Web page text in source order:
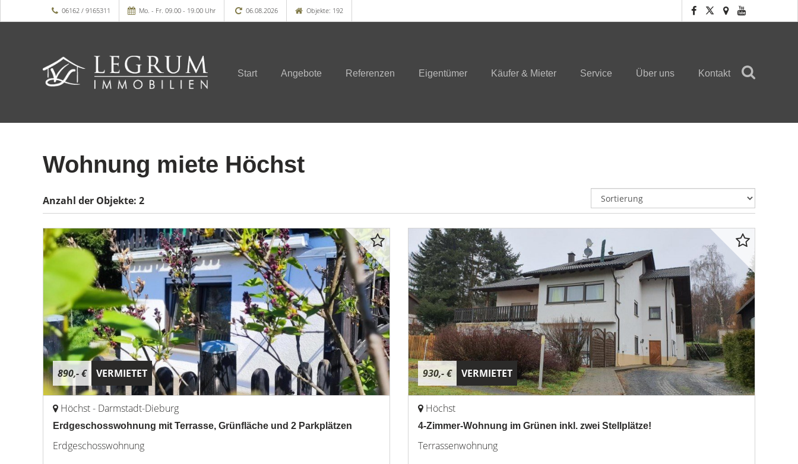
06162 / 9165311 Mo. - Fr. 09.00 - 19.00 Uhr 06.08.2026 Objekte: 192
Start Angebote Referenzen Eigentümer Käufer & Mieter Service Über uns Kontakt
Wohnung miete Höchst
Anzahl der Objekte: 2
890,- € VERMIETET
Höchst - Darmstadt-Dieburg
Erdgeschosswohnung mit Terrasse, Grünfläche und 2 Parkplätzen
Erdgeschosswohnung
930,- € VERMIETET
Höchst
4-Zimmer-Wohnung im Grünen inkl. zwei Stellplätze!
Terrassenwohnung